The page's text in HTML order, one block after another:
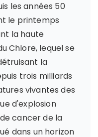
les années 50
le printemps
la haute
Chlore, lequel se
la
trois milliards
vivantes des
d'explosion
cancer de la
dans un horizon